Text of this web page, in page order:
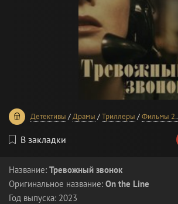
Детективы /Драмы /Триллеры /Фильмы 2023 года
60 1 2 3 4 5
В закладки
Название: Тревожный звонок
Оригинальное название: On the Line
Год выпуска: 2023